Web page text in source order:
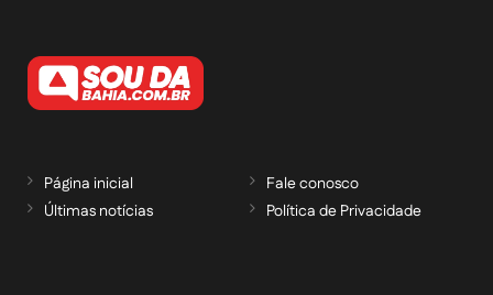
Página inicial
Últimas notícias
Fale conosco
Política de Privacidade